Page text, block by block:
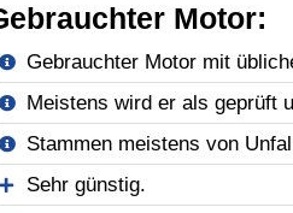
Motor:
Gebrauchter Motor mit
Meistens wird er als geprüft
Stammen meistens von
Sehr günstig.